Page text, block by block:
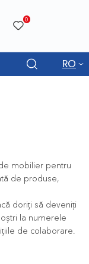
0
RO
mobilier pentru
de produse,
doriți să deveniți
la numerele
de colaborare.